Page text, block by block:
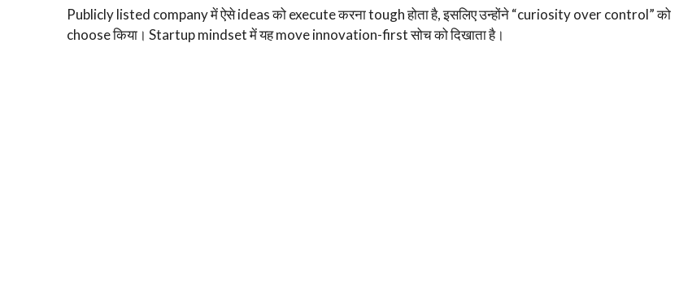
Publicly listed company में ऐसे ideas को execute करना tough होता है, इसलिए उन्होंने “curiosity over control” को
choose किया। Startup mindset में यह move innovation-first सोच को दिखाता है।